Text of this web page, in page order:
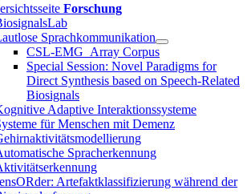
Forschung
Sprachkommunikation
CSL-EMG_Array Corpus
Special Session: Novel Paradigms for
Direct Synthesis based on Speech-Related
Biosignals
Adaptive Interaktionssysteme
für Menschen mit Demenz
Spracherkennung
Artefaktklassifizierung während der